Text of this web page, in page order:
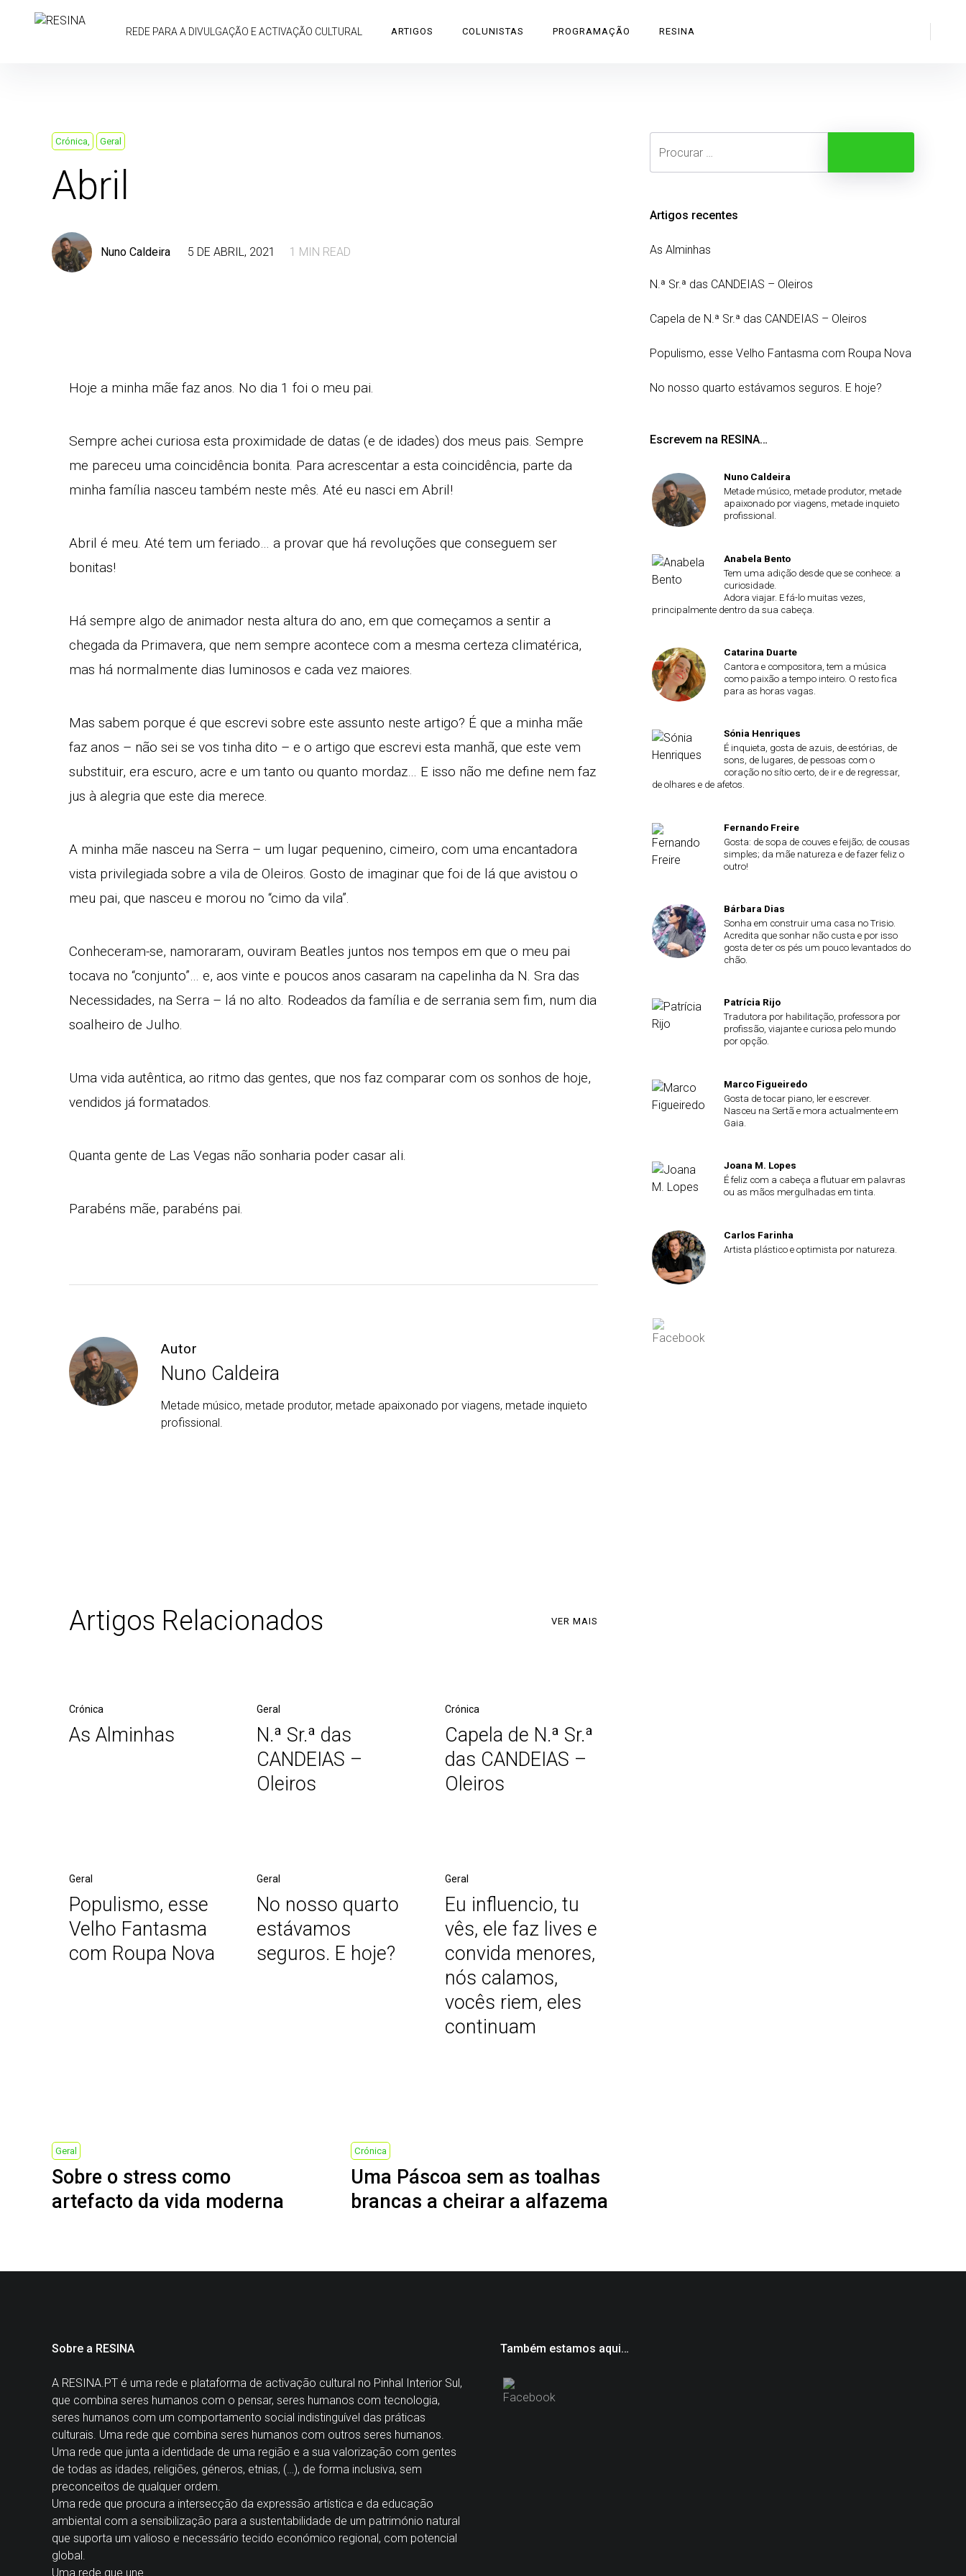
REDE PARA A DIVULGAÇÃO E ACTIVAÇÃO CULTURAL ARTIGOS COLUNISTAS PROGRAMAÇÃO RESINA
Crónica Geral
Abril
Nuno Caldeira 5 DE ABRIL, 2021 1 MIN READ
Hoje a minha mãe faz anos. No dia 1 foi o meu pai.
Sempre achei curiosa esta proximidade de datas (e de idades) dos meus pais. Sempre
me pareceu uma coincidência bonita. Para acrescentar a esta coincidência, parte da
minha família nasceu também neste mês. Até eu nasci em Abril!
Abril é meu. Até tem um feriado… a provar que há revoluções que conseguem ser
bonitas!
Há sempre algo de animador nesta altura do ano, em que começamos a sentir a
chegada da Primavera, que nem sempre acontece com a mesma certeza climatérica,
mas há normalmente dias luminosos e cada vez maiores.
Mas sabem porque é que escrevi sobre este assunto neste artigo? É que a minha mãe
faz anos – não sei se vos tinha dito – e o artigo que escrevi esta manhã, que este vem
substituir, era escuro, acre e um tanto ou quanto mordaz… E isso não me define nem faz
jus à alegria que este dia merece.
A minha mãe nasceu na Serra – um lugar pequenino, cimeiro, com uma encantadora
vista privilegiada sobre a vila de Oleiros. Gosto de imaginar que foi de lá que avistou o
meu pai, que nasceu e morou no “cimo da vila”.
Conheceram-se, namoraram, ouviram Beatles juntos nos tempos em que o meu pai
tocava no “conjunto”… e, aos vinte e poucos anos casaram na capelinha da N. Sra das
Necessidades, na Serra – lá no alto. Rodeados da família e de serrania sem fim, num dia
soalheiro de Julho.
Uma vida autêntica, ao ritmo das gentes, que nos faz comparar com os sonhos de hoje,
vendidos já formatados.
Quanta gente de Las Vegas não sonharia poder casar ali.
Parabéns mãe, parabéns pai.
Autor
Nuno Caldeira
Metade músico, metade produtor, metade apaixonado por viagens, metade inquieto
profissional.
Artigos Relacionados VER MAIS
Crónica
As Alminhas
Geral
N.ª Sr.ª das
CANDEIAS –
Oleiros
Crónica
Capela de N.ª Sr.ª
das CANDEIAS –
Oleiros
Geral
Populismo, esse
Velho Fantasma
com Roupa Nova
Geral
No nosso quarto
estávamos
seguros. E hoje?
Geral
Eu influencio, tu
vês, ele faz lives e
convida menores,
nós calamos,
vocês riem, eles
continuam
navigation
Previous
Post
Geral
Sobre o stress como
artefacto da vida moderna
Next
Post
Crónica
Uma Páscoa sem as toalhas
brancas a cheirar a alfazema
Artigos recentes
As Alminhas
N.ª Sr.ª das CANDEIAS – Oleiros
Capela de N.ª Sr.ª das CANDEIAS – Oleiros
Populismo, esse Velho Fantasma com Roupa Nova
No nosso quarto estávamos seguros. E hoje?
Escrevem na RESINA…
Nuno Caldeira
Metade músico, metade produtor, metade
apaixonado por viagens, metade inquieto
profissional.
Anabela Bento
Tem uma adição desde que se conhece: a
curiosidade.
Adora viajar. E fá-lo muitas vezes,
principalmente dentro da sua cabeça.
Catarina Duarte
Cantora e compositora, tem a música
como paixão a tempo inteiro. O resto fica
para as horas vagas.
Sónia Henriques
É inquieta, gosta de azuis, de estórias, de
sons, de lugares, de pessoas com o
coração no sítio certo, de ir e de regressar,
de olhares e de afetos.
Fernando Freire
Gosta: de sopa de couves e feijão; de cousas
simples; da mãe natureza e de fazer feliz o
outro!
Bárbara Dias
Sonha em construir uma casa no Trisio.
Acredita que sonhar não custa e por isso
gosta de ter os pés um pouco levantados do
chão.
Patrícia Rijo
Tradutora por habilitação, professora por
profissão, viajante e curiosa pelo mundo
por opção.
Marco Figueiredo
Gosta de tocar piano, ler e escrever.
Nasceu na Sertã e mora actualmente em
Gaia.
Joana M. Lopes
É feliz com a cabeça a flutuar em palavras
ou as mãos mergulhadas em tinta.
Carlos Farinha
Artista plástico e optimista por natureza.
Sobre a RESINA
A RESINA.PT é uma rede e plataforma de activação cultural no Pinhal Interior Sul,
que combina seres humanos com o pensar, seres humanos com tecnologia,
seres humanos com um comportamento social indistinguível das práticas
culturais. Uma rede que combina seres humanos com outros seres humanos.
Uma rede que junta a identidade de uma região e a sua valorização com gentes
de todas as idades, religiões, géneros, etnias, (…), de forma inclusiva, sem
preconceitos de qualquer ordem.
Uma rede que procura a intersecção da expressão artística e da educação
ambiental com a sensibilização para a sustentabilidade de um património natural
que suporta um valioso e necessário tecido económico regional, com potencial
global.
Uma rede que une.
Também estamos aqui…